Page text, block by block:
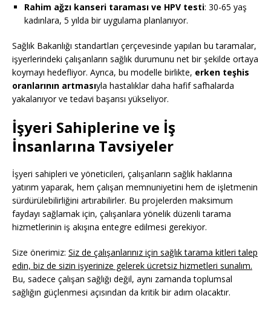
Rahim ağzı kanseri taraması ve HPV testi: 30-65 yaş
kadınlara, 5 yılda bir uygulama planlanıyor.
Sağlık Bakanlığı standartları çerçevesinde yapılan bu taramalar,
işyerlerindeki çalışanların sağlık durumunu net bir şekilde ortaya
koymayı hedefliyor. Ayrıca, bu modelle birlikte, erken teşhis
oranlarının artmasıyla hastalıklar daha hafif safhalarda
yakalanıyor ve tedavi başarısı yükseliyor.
İşyeri Sahiplerine ve İş
İnsanlarına Tavsiyeler
İşyeri sahipleri ve yöneticileri, çalışanların sağlık haklarına
yatırım yaparak, hem çalışan memnuniyetini hem de işletmenin
sürdürülebilirliğini artırabilirler. Bu projelerden maksimum
faydayı sağlamak için, çalışanlara yönelik düzenli tarama
hizmetlerinin iş akışına entegre edilmesi gerekiyor.
Size önerimiz: Siz de çalışanlarınız için sağlık tarama kitleri talep
edin, biz de sizin işyerinize gelerek ücretsiz hizmetleri sunalım.
Bu, sadece çalışan sağlığı değil, aynı zamanda toplumsal
sağlığın güçlenmesi açısından da kritik bir adım olacaktır.